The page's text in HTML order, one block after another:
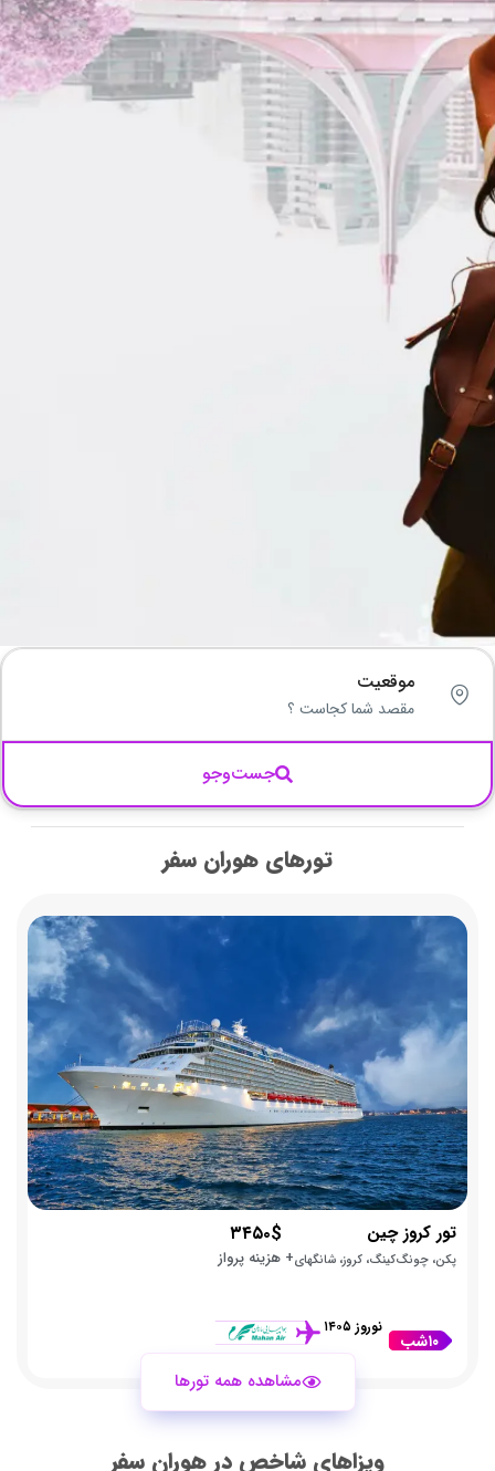
موقعیت
جست‌وجو
تورهای هوران سفر
تور کروز چین
پکن، چونگ‌کینگ، کروز، شانگهای
۳۴۵۰$
+ هزینه پرواز
۱۰شب
نوروز ۱۴۰۵
مشاهده همه تورها
ویزاهای شاخص در هوران سفر